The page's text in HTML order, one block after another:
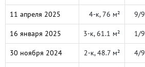
11 апреля 2025 4-к, 76 м² 9/9
16 января 2025 3-к, 61.1 м² 1/9
30 ноября 2024 2-к, 48.7 м² 4/9